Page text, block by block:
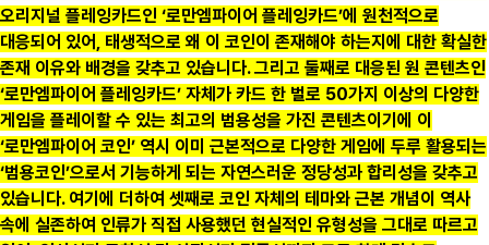
오리지널 플레잉카드인 ‘로만엠파이어 플레잉카드’에 원천적으로
대응되어 있어, 태생적으로 왜 이 코인이 존재해야 하는지에 대한 확실한
존재 이유와 배경을 갖추고 있습니다. 그리고 둘째로 대응된 원 콘텐츠인
‘로만엠파이어 플레잉카드’ 자체가 카드 한 벌로 50가지 이상의 다양한
게임을 플레이할 수 있는 최고의 범용성을 가진 콘텐츠이기에 이
‘로만엠파이어 코인’ 역시 이미 근본적으로 다양한 게임에 두루 활용되는
‘범용코인’으로서 기능하게 되는 자연스러운 정당성과 합리성을 갖추고
있습니다. 여기에 더하여 셋째로 코인 자체의 테마와 근본 개념이 역사
속에 실존하여 인류가 직접 사용했던 현실적인 유형성을 그대로 따르고